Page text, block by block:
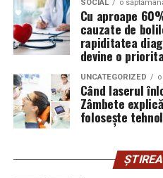
exploatează doar serverele,
furnizor de hosting nu
introducă parola pe o pagină
vigilența utilizatorului
explică Horațiu Șimon, Chief
cyber_Folks România.
Subiectul a fost semnalat și
turneului, de la fraude
operațiuni de dezinformare.
SOCIAL o
Cu aproape
cauzate de
rapiditatea
devine o
UNCATEGORIZED
Când laserul
Zâmbete
folosește